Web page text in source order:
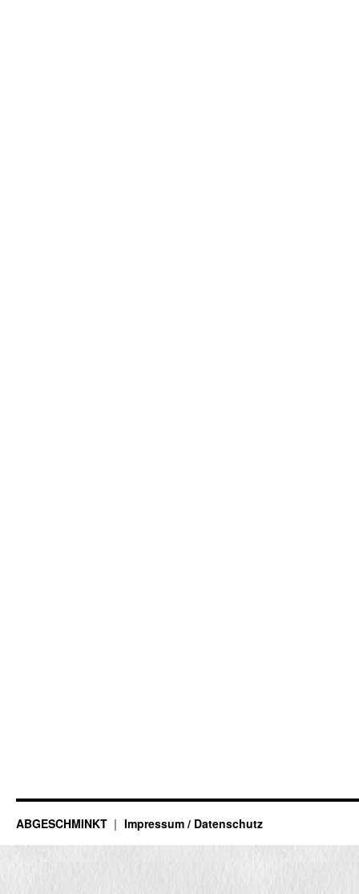
ABGESCHMINKT Impressum / Datenschutz